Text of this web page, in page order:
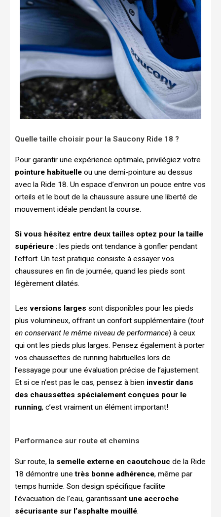
Quelle taille choisir pour la Saucony Ride 18 ?
Pour garantir une expérience optimale, privilégiez votre
pointure habituelle ou une demi-pointure au dessus
avec la Ride 18. Un espace d’environ un pouce entre vos
orteils et le bout de la chaussure assure une liberté de
mouvement idéale pendant la course.
Si vous hésitez entre deux tailles optez pour la taille
supérieure : les pieds ont tendance à gonfler pendant
l’effort. Un test pratique consiste à essayer vos
chaussures en fin de journée, quand les pieds sont
légèrement dilatés.
Les versions larges sont disponibles pour les pieds
plus volumineux, offrant un confort supplémentaire (tout
en conservant le même niveau de performance) à ceux
qui ont les pieds plus larges. Pensez également à porter
vos chaussettes de running habituelles lors de
l’essayage pour une évaluation précise de l’ajustement.
Et si ce n’est pas le cas, pensez à bien investir dans
des chaussettes spécialement conçues pour le
running, c’est vraiment un élément important!
Performance sur route et chemins
Sur route, la semelle externe en caoutchouc de la Ride
18 démontre unetrès bonne adhérence, même par
temps humide. Son design spécifique facilite
l’évacuation de l’eau, garantissant une accroche
sécurisante sur l’asphalte mouillé.